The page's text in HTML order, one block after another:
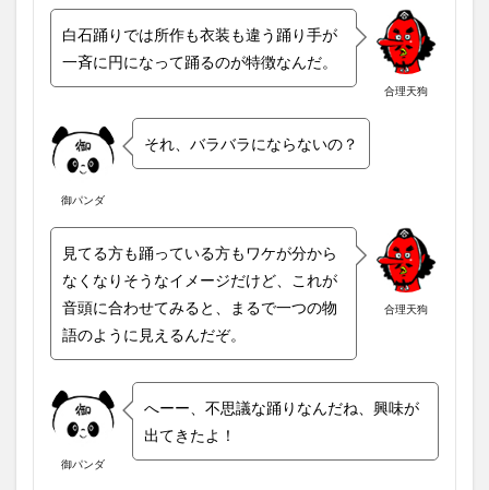
合理天狗
白石踊りでは所作も衣装も違う踊り手が
一斉に円になって踊るのが特徴なんだ。
御パンダ
それ、バラバラにならないの？
合理天狗
見てる方も踊っている方もワケが分から
なくなりそうなイメージだけど、これが
音頭に合わせてみると、まるで一つの物
語のように見えるんだぞ。
御パンダ
へーー、不思議な踊りなんだね、興味が
出てきたよ！